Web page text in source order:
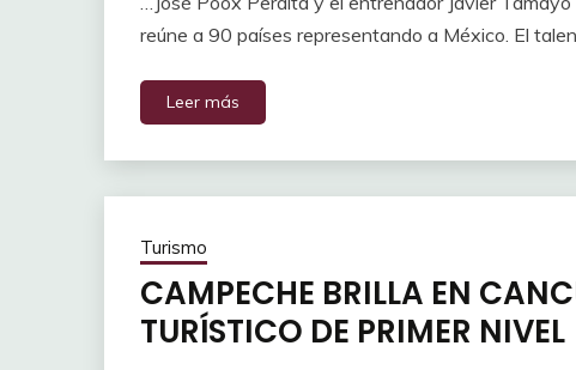
reúne a 90 países representando a México. El
Leer más
Turismo
CAMPECHE BRILLA EN
TURÍSTICO DE PRIMER NIVEL